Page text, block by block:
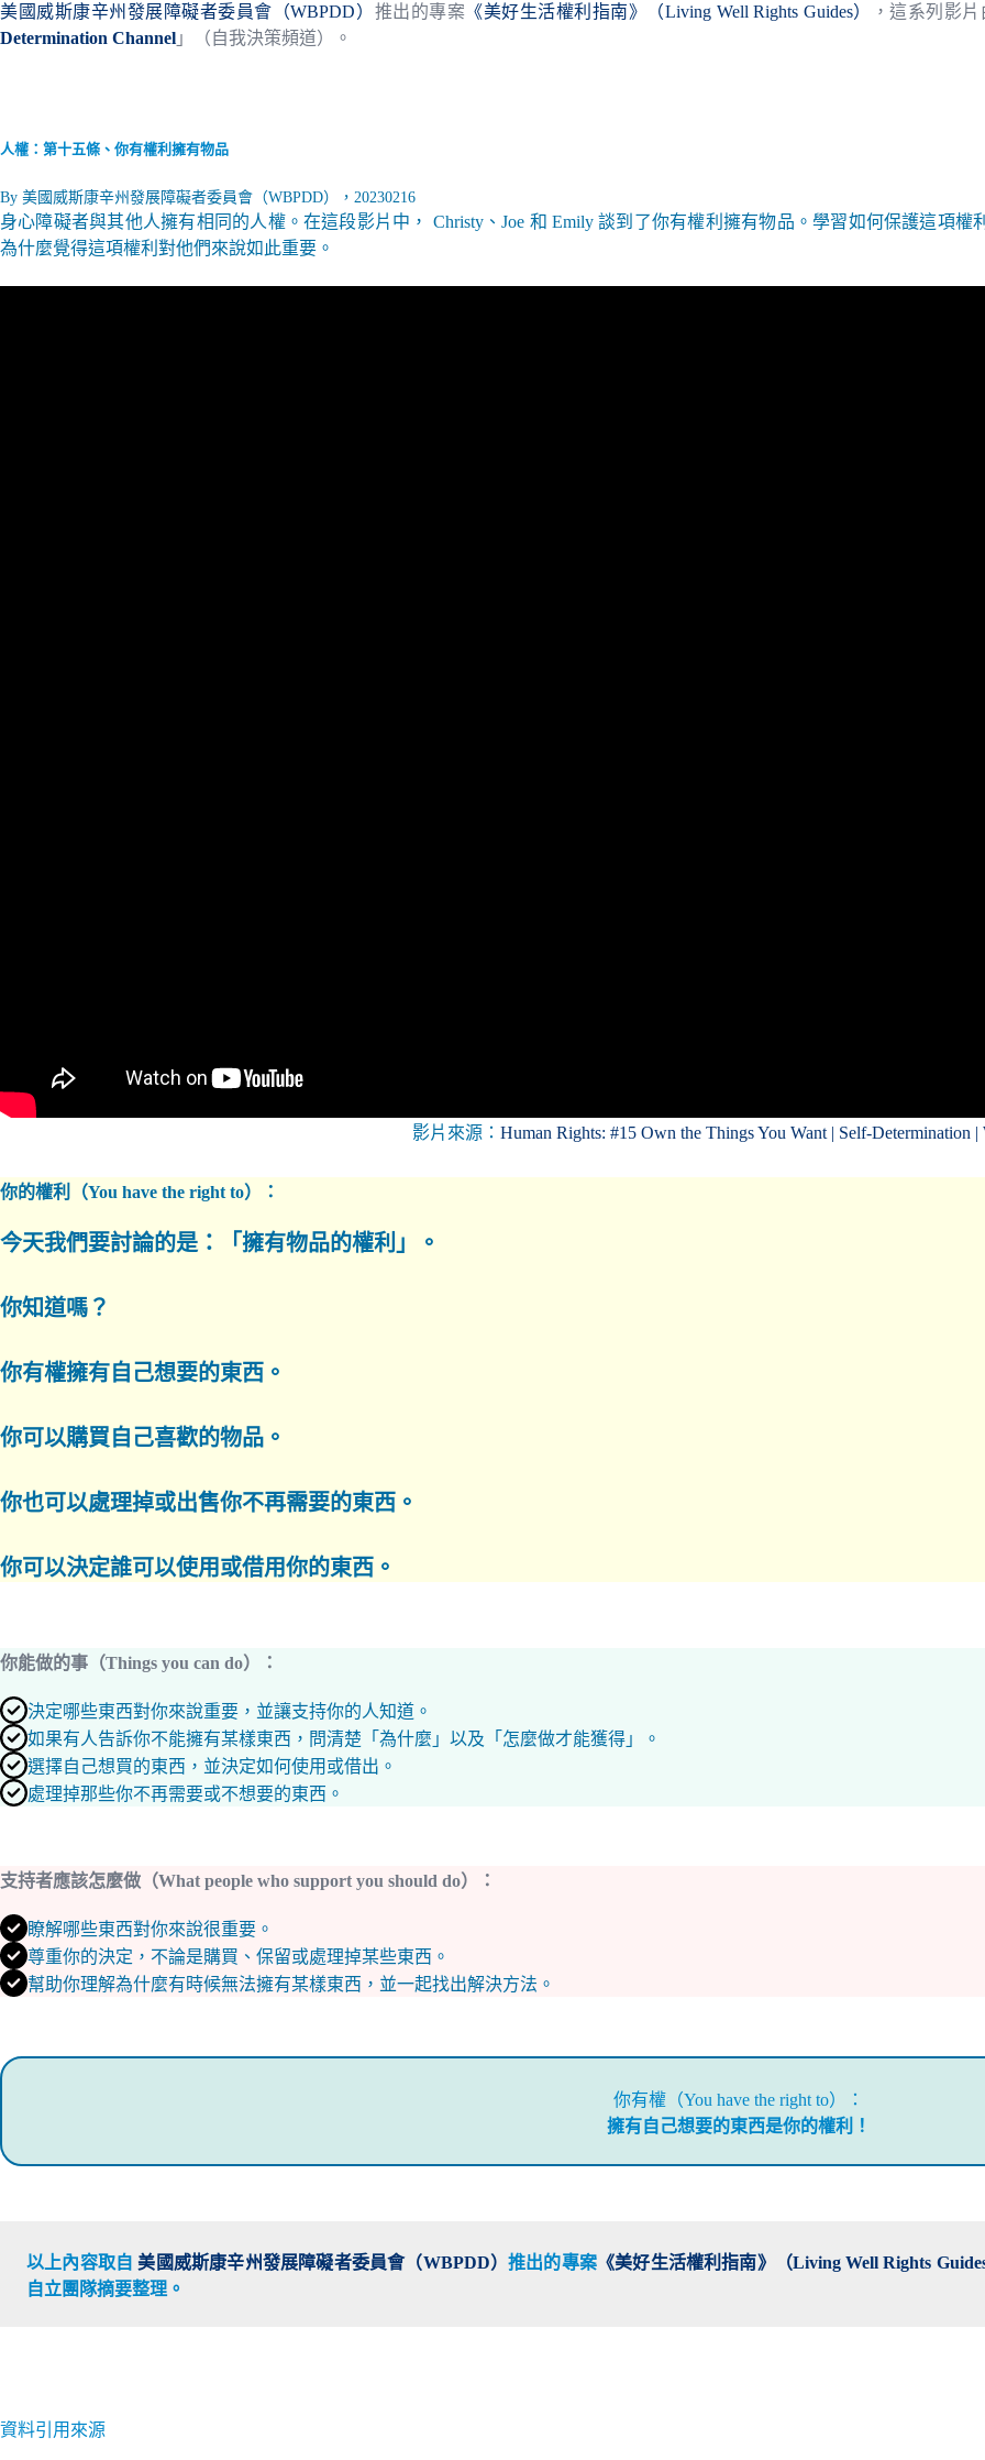
美國威斯康辛州發展障礙者委員會（WBPDD） 推出的專案 《美好生活權利指南》（Living Well Rights Guides） ，這系列影
Determination Channel 」（自我決策頻道）。
人權：第十五條、你有權利擁有物品
By 美國威斯康辛州發展障礙者委員會（WBPDD），20230216
身心障礙者與其他人擁有相同的人權。在這段影片中， Christy、Joe 和 Emily 談到了你有權利擁有物品。學習如何保護這項權
為什麼覺得這項權利對他們來說如此重要。
影片來源： Human Rights: #15 Own the Things You Want | Self-Determination
你的權利（You have the right to）：
今天我們要討論的是：「擁有物品的權利」。
你知道嗎？
你有權擁有自己想要的東西。
你可以購買自己喜歡的物品。
你也可以處理掉或出售你不再需要的東西。
你可以決定誰可以使用或借用你的東西。
你能做的事（Things you can do）：
決定哪些東西對你來說重要，並讓支持你的人知道。
如果有人告訴你不能擁有某樣東西，問清楚「為什麼」以及「怎麼做才能獲得」。
選擇自己想買的東西，並決定如何使用或借出。
處理掉那些你不再需要或不想要的東西。
支持者應該怎麼做（What people who support you should do）：
瞭解哪些東西對你來說很重要。
尊重你的決定，不論是購買、保留或處理掉某些東西。
幫助你理解為什麼有時候無法擁有某樣東西，並一起找出解決方法。
你有權（You have the right to）：
擁有自己想要的東西是你的權利！
以上內容取自美國威斯康辛州發展障礙者委員會（WBPDD） 推出的專案《美好生活權利指南》（Living Well Rights Guides
自立團隊摘要整理。
資料引用來源